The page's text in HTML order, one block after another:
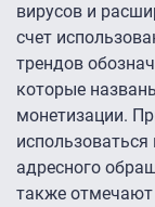
вирусов и
счет
трендов
которые
монетизации.
адресного
также отмечают